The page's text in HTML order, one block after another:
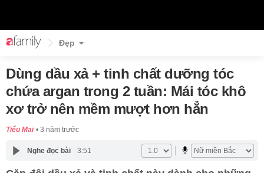
Đẹp
Dùng dầu xả + tinh chất dưỡng tóc
chứa argan trong 2 tuần: Mái tóc khô
xơ trở nên mềm mượt hơn hẳn
Tiểu Mai 3 năm trước
Nghe đọc bài 3:51